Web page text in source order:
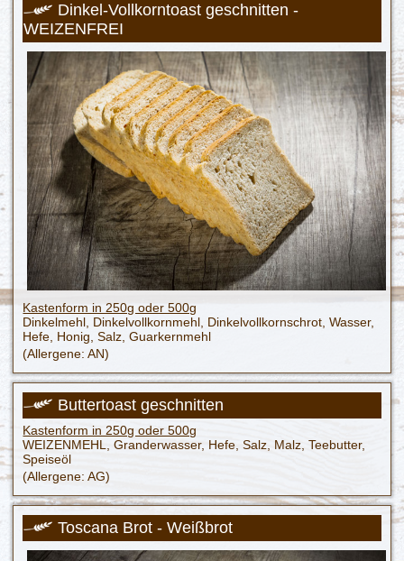
Dinkel-Vollkorntoast geschnitten -
WEIZENFREI
Kastenform in 250g oder 500g
Dinkelmehl, Dinkelvollkornmehl, Dinkelvollkornschrot, Wasser,
Hefe, Honig, Salz, Guarkernmehl
(Allergene: AN)
Buttertoast geschnitten
Kastenform in 250g oder 500g
WEIZENMEHL, Granderwasser, Hefe, Salz, Malz, Teebutter,
Speiseöl
(Allergene: AG)
Toscana Brot - Weißbrot